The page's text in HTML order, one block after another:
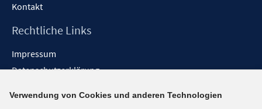
Kontakt
Rechtliche Links
Impressum
Datenschutzerklärung
Barrieren melden
Verwendung von Cookies und anderen Technologien